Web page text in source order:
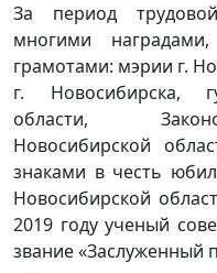
За период
многими
грамотами: мэрии г.
г. Новосибирска,
области,
Новосибирской
знаками в честь
Новосибирской
2019 году ученый
звание «Заслуженный